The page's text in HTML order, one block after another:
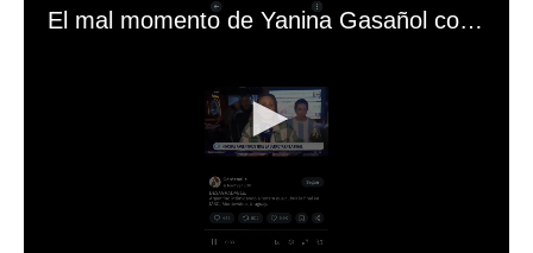
El mal momento de Yanina Gasañol con un hincha argentino en "Subrayado"